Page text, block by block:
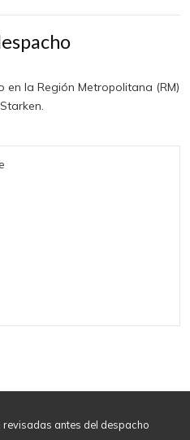
en la Región Metropolitana (RM)
antes del despacho